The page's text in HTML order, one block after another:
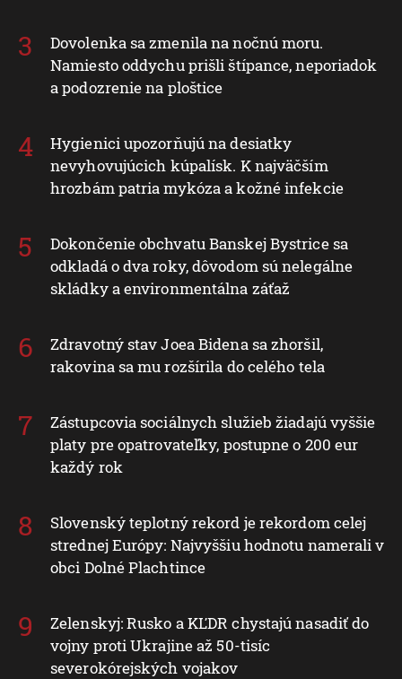
Dovolenka sa zmenila na nočnú moru.
Namiesto oddychu prišli štípance, neporiadok
a podozrenie na ploštice
Hygienici upozorňujú na desiatky
nevyhovujúcich kúpalísk. K najväčším
hrozbám patria mykóza a kožné infekcie
Dokončenie obchvatu Banskej Bystrice sa
odkladá o dva roky, dôvodom sú nelegálne
skládky a environmentálna záťaž
Zdravotný stav Joea Bidena sa zhoršil,
rakovina sa mu rozšírila do celého tela
Zástupcovia sociálnych služieb žiadajú vyššie
platy pre opatrovateľky, postupne o 200 eur
každý rok
Slovenský teplotný rekord je rekordom celej
strednej Európy: Najvyššiu hodnotu namerali v
obci Dolné Plachtince
Zelenskyj: Rusko a KĽDR chystajú nasadiť do
vojny proti Ukrajine až 50-tisíc
severokórejských vojakov